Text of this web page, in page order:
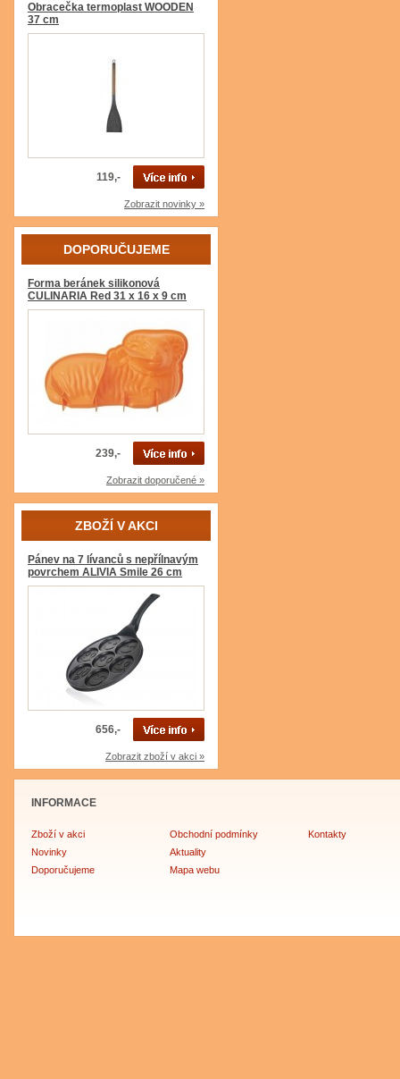
Obracečka termoplast WOODEN
37 cm
119,-
Zobrazit novinky »
DOPORUČUJEME
Forma beránek silikonová
CULINARIA Red 31 x 16 x 9 cm
239,-
Zobrazit doporučené »
ZBOŽÍ V AKCI
Pánev na 7 lívanců s nepřílnavým
povrchem ALIVIA Smile 26 cm
656,-
Zobrazit zboží v akci »
INFORMACE
Zboží v akci
Novinky
Doporučujeme
Obchodní podmínky
Aktuality
Mapa webu
Kontakty